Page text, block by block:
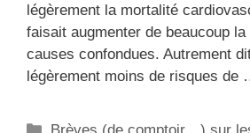
légèrement la mortalité
faisait augmenter de beaucoup
causes confondues. Autrement
légèrement moins de risques de
Catégories
Brèves (de comptoir…) sur